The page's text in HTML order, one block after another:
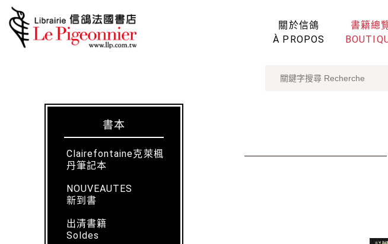
關於信鴿
À PROPOS
書籍總
書本
Clairefontaine克萊楓
丹筆記本
NOUVEAUTES
新到書
出清書籍
Soldes